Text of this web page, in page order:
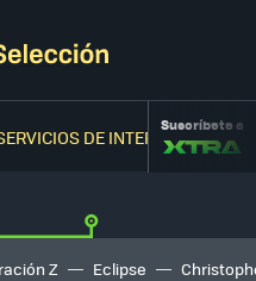
DE INTERNETSuscríbete a
Z Eclipse